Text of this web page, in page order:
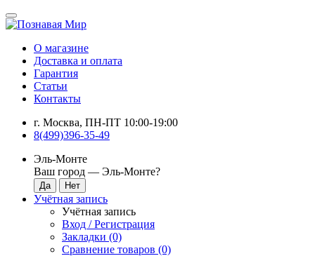
О магазине
Доставка и оплата
Гарантия
Статьи
Контакты
г. Москва, ПН-ПТ 10:00-19:00
8(499)396-35-49
Эль-Монте
Ваш город — Эль-Монте?
Учётная запись
Учётная запись
Вход / Регистрация
Закладки (0)
Сравнение товаров (0)